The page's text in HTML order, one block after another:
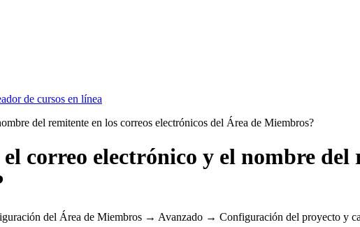
de cursos en línea
del remitente en los correos electrónicos del Área de Miembros?
correo electrónico y el nombre del
del Área de Miembros → Avanzado → Configuración del proyecto y